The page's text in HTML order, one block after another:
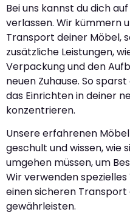
Bei uns kannst du dich
verlassen. Wir kümmern
Transport deiner Möbel,
zusätzliche Leistungen,
Verpackung und den
neuen Zuhause. So
das Einrichten in deiner
konzentrieren.
Unsere erfahrenen
geschult und wissen, wie
umgehen müssen, um
Wir verwenden
einen sicheren Transport
gewährleisten.